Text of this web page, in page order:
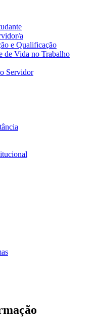
a
e Qualificação
de Vida no Trabalho
Servidor